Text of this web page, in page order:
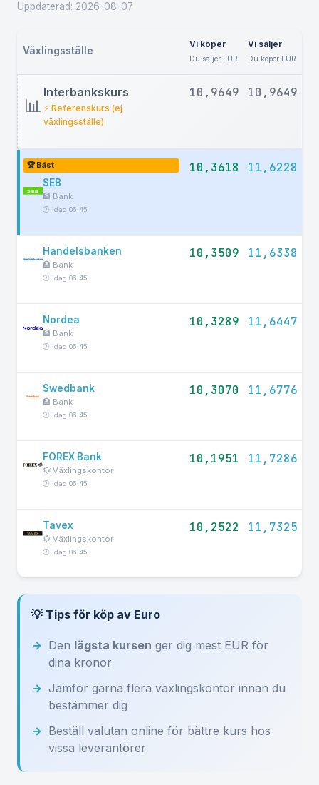
Uppdaterad: 2026-08-07
Växlingsställe
Vi köper
Du säljer EUR
Vi säljer
Du köper EUR
📊
Interbankskurs
⚡ Referenskurs (ej
växlingsställe)
10,9649 10,9649
🏆 Bäst
SEB
🏦 Bank
🕐 idag 06:45
10,3618 11,6228
Handelsbanken
🏦 Bank
🕐 idag 06:45
10,3509 11,6338
Nordea
🏦 Bank
🕐 idag 06:45
10,3289 11,6447
Swedbank
🏦 Bank
🕐 idag 06:45
10,3070 11,6776
FOREX Bank
💱 Växlingskontor
🕐 idag 06:45
10,1951 11,7286
Tavex
💱 Växlingskontor
🕐 idag 06:45
10,2522 11,7325
💡 Tips för köp av Euro
Den lägsta kursen ger dig mest EUR för
dina kronor
Jämför gärna flera växlingskontor innan du
bestämmer dig
Beställ valutan online för bättre kurs hos
vissa leverantörer